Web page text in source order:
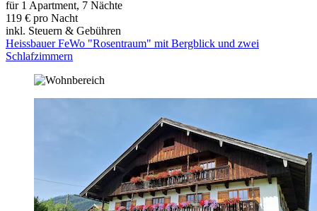
für 1 Apartment, 7 Nächte
119 € pro Nacht
inkl. Steuern & Gebühren
Heissbauer FeWo "Rosentraum" mit Bergblick und zwei
Schlafzimmern